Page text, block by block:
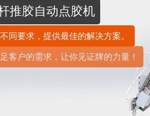
推胶自动点胶机
同要求，提供最佳的解决方案。
客户的需求，让你见证牌的力量！